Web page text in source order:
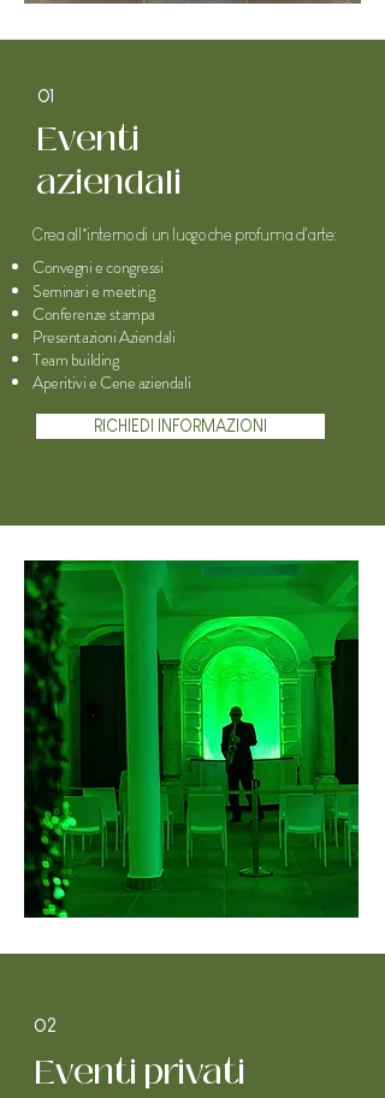
01
Eventi
aziendali
Crea all’interno di un luogo cheprofuma d'arte:
Convegni e congressi
Seminari e meeting
Conferenze stampa
Presentazioni Aziendali
Team building
Aperitivi e Cene aziendali
RICHIEDI INFORMAZIONI
02
Eventi privati